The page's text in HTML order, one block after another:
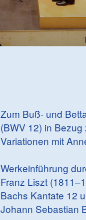
Zum Buß- und
(BWV 12) in
Variationen mit
Werkeinführung
Franz Liszt
Bachs Kantate 12
Johann Sebastian